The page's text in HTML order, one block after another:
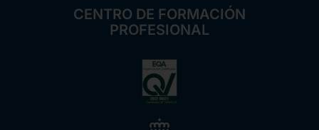
CENTRO DE FORMACIÓN
PROFESIONAL